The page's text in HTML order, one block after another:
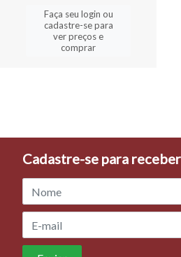
Faça seu login ou
cadastre-se para
ver preços e
comprar
Cadastre-se para